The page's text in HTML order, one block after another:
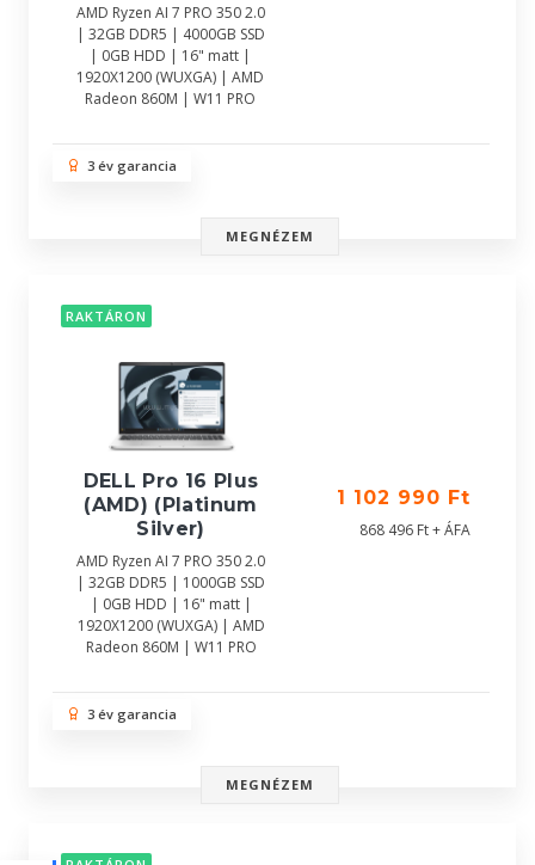
AMD Ryzen AI 7 PRO 350 2.0
| 32GB DDR5 | 4000GB SSD
| 0GB HDD | 16" matt |
1920X1200 (WUXGA) | AMD
Radeon 860M | W11 PRO
3 év garancia
MEGNÉZEM
RAKTÁRON
DELL Pro 16 Plus
(AMD) (Platinum
Silver)
AMD Ryzen AI 7 PRO 350 2.0
| 32GB DDR5 | 1000GB SSD
| 0GB HDD | 16" matt |
1920X1200 (WUXGA) | AMD
Radeon 860M | W11 PRO
1 102 990 Ft
868 496 Ft + ÁFA
3 év garancia
MEGNÉZEM